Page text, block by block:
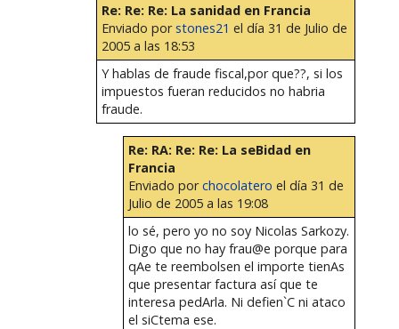
Re: Re: Re: La sanidad en Francia
Enviado porstones21 el día 31 de Julio de
2005 a las 18:53
Y hablas de fraude fiscal,por que??, si los
impuestos fueran reducidos no habria
fraude.
Re: RA: Re: Re: La seBidad en
Francia
Enviado porchocolatero el día 31 de
Julio de 2005 a las 19:08
lo sé, pero yo no soy Nicolas Sarkozy.
Digo que no hay frau@e porque para
qAe te reembolsen el importe tienAs
que presentar factura así que te
interesa pedArla. Ni defien`C ni ataco
el siCtema ese.